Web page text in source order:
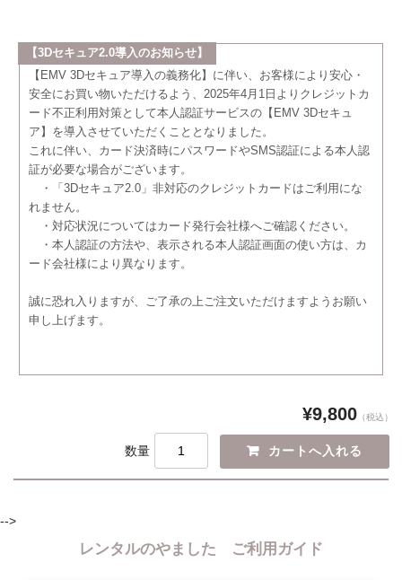
【3Dセキュア2.0導入のお知らせ】
【EMV 3Dセキュア導入の義務化】に伴い、お客様により安心・
安全にお買い物いただけるよう、2025年4月1日よりクレジットカ
ード不正利用対策として本人認証サービスの【EMV 3Dセキュ
ア】を導入させていただくこととなりました。
これに伴い、カード決済時にパスワードやSMS認証による本人認
証が必要な場合がございます。
・「3Dセキュア2.0」非対応のクレジットカードはご利用にな
れません。
・対応状況についてはカード発行会社様へご確認ください。
・本人認証の方法や、表示される本人認証画面の使い方は、カ
ード会社様により異なります。
誠に恐れ入りますが、ご了承の上ご注文いただけますようお願い
申し上げます。
¥9,800 （税込）
数量
-->
レンタルのやました ご利用ガイド